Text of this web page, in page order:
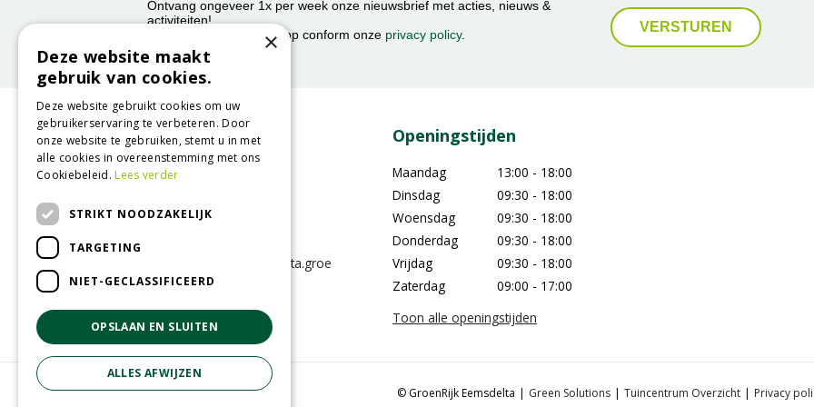
Ontvang ongeveer 1x per week onze nieuwsbrief met acties, nieuws &
activiteiten!
We slaan uw gegevens op conform onze privacy policy.
Contact
GroenRijk Eemsdelta
9902 BW Appingedam
klantenservice@eemsdelta.groe
nrijk.nl
Openingstijden
Maandag
13:00 - 18:00
Dinsdag
09:30 - 18:00
Woensdag
09:30 - 18:00
Donderdag
09:30 - 18:00
Vrijdag
09:30 - 18:00
Zaterdag
09:00 - 17:00
Toon alle openingstijden
© GroenRijk Eemsdelta Green Solutions Tuincentrum Overzicht Privacy
×
Deze website maakt
gebruik van cookies.
Deze website gebruikt cookies om uw
gebruikerservaring te verbeteren. Door
onze website te gebruiken, stemt u in met
alle cookies in overeenstemming met ons
Cookiebeleid.Lees verder
STRIKT NOODZAKELIJK
TARGETING
NIET-GECLASSIFICEERD
OPSLAAN EN SLUITEN
ALLES AFWIJZEN